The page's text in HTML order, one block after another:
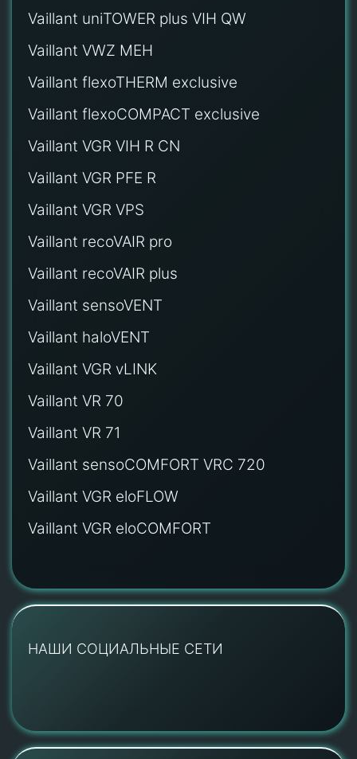
Vaillant uniTOWER plus VIH QW
Vaillant VWZ MEH
Vaillant flexoTHERM exclusive
Vaillant flexoCOMPACT exclusive
Vaillant VGR VIH R CN
Vaillant VGR PFE R
Vaillant VGR VPS
Vaillant recoVAIR pro
Vaillant recoVAIR plus
Vaillant sensoVENT
Vaillant haloVENT
Vaillant VGR vLINK
Vaillant VR 70
Vaillant VR 71
Vaillant sensoCOMFORT VRC 720
Vaillant VGR eloFLOW
Vaillant VGR eloCOMFORT
НАШИ СОЦИАЛЬНЫЕ СЕТИ